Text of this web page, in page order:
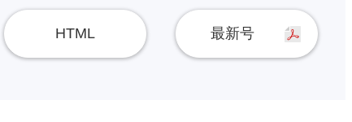
HTML 最新号